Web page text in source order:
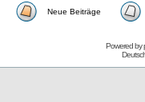
Neue Beiträge
Powered by